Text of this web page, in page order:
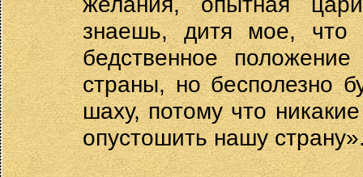
знаешь, дитя мое, что
бедственное
страны, но бесполезно
шаху, потому что
опустошить нашу